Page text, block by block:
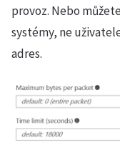
provoz. Nebo
systémy, ne
adres.